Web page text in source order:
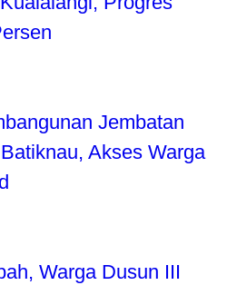
Jembatan
Akses Warga
Warga Dusun III